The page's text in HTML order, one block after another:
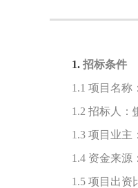
1. 招标条件
1.1 项目名称：
1.2 招标人：
1.3 项目业主：
1.4 资金来源：
1.5 项目出资